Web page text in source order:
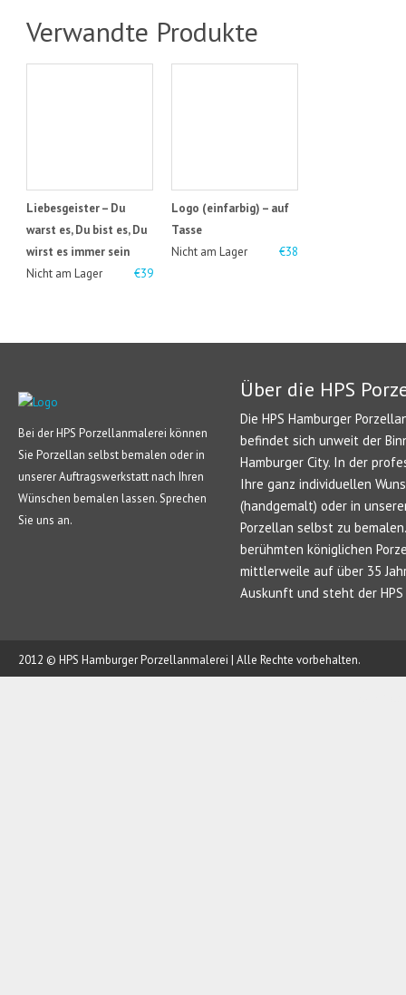
Verwandte Produkte
Liebesgeister – Du
warst es, Du bist es, Du
wirst es immer sein
€39
Nicht am Lager
Logo (einfarbig) – auf
Tasse
€38
Nicht am Lager
Bei der HPS Porzellanmalerei können
Sie Porzellan selbst bemalen oder in
unserer Auftragswerkstatt nach Ihren
Wünschen bemalen lassen. Sprechen
Sie uns an.
Über die HPS
Die HPS Hamburger
befindet sich unweit der
Hamburger City. In der
Ihre ganz individuellen
(handgemalt) oder in
Porzellan selbst zu
berühmten königlichen
mittlerweile auf über 35
Auskunft und steht der
2012 © HPS Hamburger Porzellanmalerei | Alle Rechte vorbehalten.